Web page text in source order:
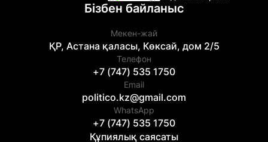
Бізбен байланыс
Мекен-жай
ҚР, Астана қаласы, Көксай, дом 2/5
Телефон
+7 (747) 535 1750
Email
politico.kz@gmail.com
WhatsApp
+7 (747) 535 1750
Құпиялық саясаты